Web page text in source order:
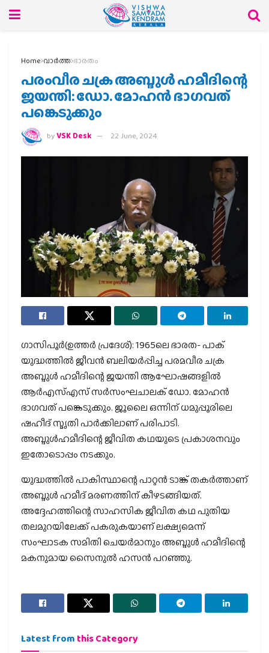
Home വാര്‍ത്ത ഭാരതം
പരംവീര ചക്ര അബ്ദുള്‍ ഹമീദിന്റെ
ജയന്തി: ഡോ. മോഹന്‍ ഭാഗവത്
പങ്കെടുക്കും
byVSK Desk 22 June, 2024
ഗാസിപൂര്‍(ഉത്തര്‍ പ്രദേശ്): 1965ലെ ഭാരത- പാക്
യുദ്ധത്തില്‍ ജീവന്‍ ബലിയര്‍പ്പിച്ച പരമവീര ചക്ര
അബ്ദുള്‍ ഹമീദിന്റെ ജയന്തി ആഘോഷങ്ങളില്‍
ആര്‍എസ്എസ് സര്‍സംഘചാലക് ഡോ. മോഹന്‍
ഭാഗവത് പങ്കെടുക്കും. ജൂലൈ ഒന്നിന് ധമുപ്പൂരിലെ
ഷഹീദ് സ്മൃതി പാര്‍ക്കിലാണ് പരിപാടി.
അബ്ദുള്‍ഹമീദിന്റെ ജീവിത കഥയുടെ പ്രകാശനവും
ഇതോടൊപ്പം നടക്കും.
യുദ്ധത്തില്‍ പാകിസ്ഥാന്റെ പാറ്റന്‍ ടാങ്ക് തകര്‍ത്താണ്
അബ്ദുള്‍ ഹമീദ് മരണത്തിന് കീഴടങ്ങിയത്.
അദ്ദേഹത്തിന്റെ സാഹസിക ജീവിത കഥ പുതിയ
തലമുറയിലേക്ക് പകരുകയാണ് ലക്ഷ്യമെന്ന്
സംഘാടക സമിതി ചെയര്‍മാനും അബ്ദുള്‍ ഹമീദിന്റെ
മകനുമായ സൈനുല്‍ ഹസന്‍ പറഞ്ഞു.
Latest from this Category